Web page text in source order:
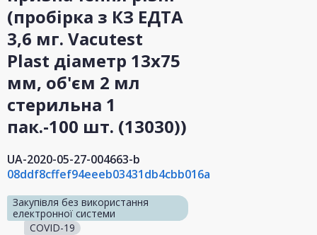
(пробірка з КЗ ЕДТА
3,6 мг. Vacutest
Plast діаметр 13х75
мм, об'єм 2 мл
стерильна 1
пак.-100 шт. (13030))
UA-2020-05-27-004663-b
08ddf8cffef94eeeb03431db4cbb016a
Закупівля без використання
електронної системи
COVID-19